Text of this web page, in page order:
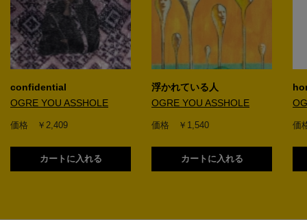
confidential
OGRE YOU ASSHOLE
価格 ￥2,409
カートに入れる
浮かれている人
OGRE YOU ASSHOLE
価格 ￥1,540
カートに入れる
価